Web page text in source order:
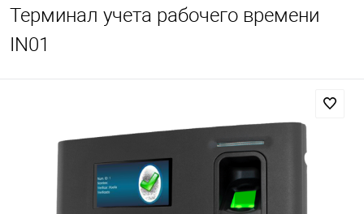
Терминал учета рабочего времени
IN01